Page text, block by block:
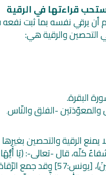
قراءتها في الرقية
يرقي نفسه بما ثبت نفعه في
التحصين والرقية هي:
البقرة.
-الفلق والنّاس.
يمنع الرقية والتحصين
شفاءٌ كلّه، قال -تعالى-:
وَرَحْمَةٌ لِلْمُؤْمِنِينَ)،